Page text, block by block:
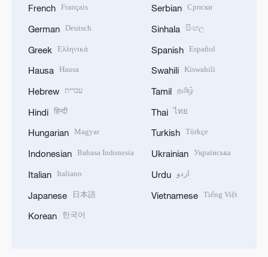
French Français
German Deutsch
Greek Ελληνικά
Hausa Hausa
Hebrew עברית
Hindi हिन्दी
Hungarian Magyar
Indonesian Bahasa Indonesia
Italian Italiano
Japanese 日本語
Korean 한국어
Serbian Српски
Sinhala සිංහල
Spanish Español
Swahili Kiswahili
Tamil தமிழ்
Thai ไทย
Turkish Türkçe
Ukrainian Українська
Urdu اردو
Vietnamese Tiếng Việt